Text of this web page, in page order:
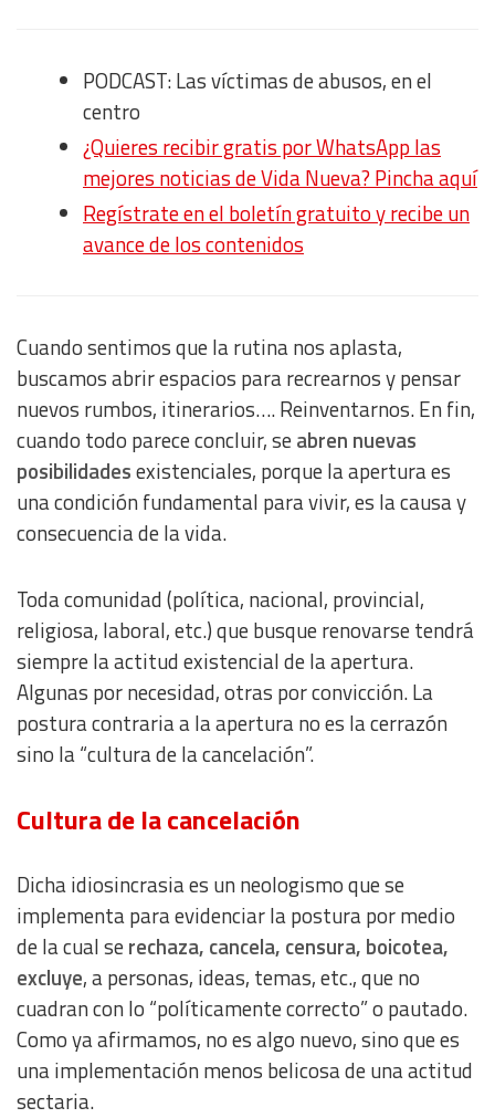
PODCAST: Las víctimas de abusos, en el
centro
¿Quieres recibir gratis por WhatsApp las
mejores noticias de Vida Nueva? Pincha aquí
Regístrate en el boletín gratuito y recibe un
avance de los contenidos
Cuando sentimos que la rutina nos aplasta,
buscamos abrir espacios para recrearnos y pensar
nuevos rumbos, itinerarios…. Reinventarnos. En fin,
cuando todo parece concluir, seabren nuevas
posibilidadesexistenciales, porque la apertura es
una condición fundamental para vivir, es la causa y
consecuencia de la vida.
Toda comunidad (política, nacional, provincial,
religiosa, laboral, etc.) que busque renovarse tendrá
siempre la actitud existencial de la apertura.
Algunas por necesidad, otras por convicción. La
postura contraria a la apertura no es la cerrazón
sino la “cultura de la cancelación”.
Cultura de la cancelación
Dicha idiosincrasia es un neologismo que se
implementa para evidenciar la postura por medio
de la cual serechaza, cancela, censura, boicotea,
excluye, a personas, ideas, temas, etc., que no
cuadran con lo “políticamente correcto” o pautado.
Como ya afirmamos, no es algo nuevo, sino que es
una implementación menos belicosa de una actitud
sectaria.